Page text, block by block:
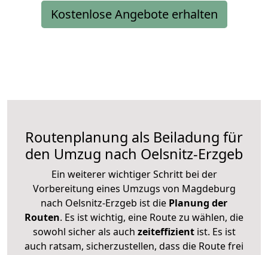
Kostenlose Angebote erhalten
Routenplanung als Beiladung für
den Umzug nach Oelsnitz-Erzgeb
Ein weiterer wichtiger Schritt bei der
Vorbereitung eines Umzugs von Magdeburg
nach Oelsnitz-Erzgeb ist die Planung der
Routen. Es ist wichtig, eine Route zu wählen, die
sowohl sicher als auch zeiteffizientist. Es ist
auch ratsam, sicherzustellen, dass die Route frei